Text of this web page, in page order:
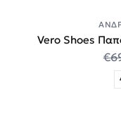
Vero Shoes
€